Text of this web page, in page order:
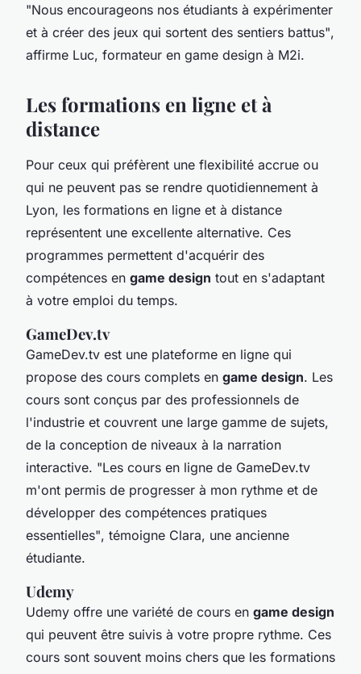
"Nous encourageons nos étudiants à expérimenter
et à créer des jeux qui sortent des sentiers battus",
affirme Luc, formateur en game design à M2i.
Les formations en ligne et à
distance
Pour ceux qui préfèrent une flexibilité accrue ou
qui ne peuvent pas se rendre quotidiennement à
Lyon, les formations en ligne et à distance
représentent une excellente alternative. Ces
programmes permettent d'acquérir des
compétences en game design tout en s'adaptant
à votre emploi du temps.
GameDev.tv
GameDev.tv est une plateforme en ligne qui
propose des cours complets en game design. Les
cours sont conçus par des professionnels de
l'industrie et couvrent une large gamme de sujets,
de la conception de niveaux à la narration
interactive. "Les cours en ligne de GameDev.tv
m'ont permis de progresser à mon rythme et de
développer des compétences pratiques
essentielles", témoigne Clara, une ancienne
étudiante.
Udemy
Udemy offre une variété de cours en game design
qui peuvent être suivis à votre propre rythme. Ces
cours sont souvent moins chers que les formations